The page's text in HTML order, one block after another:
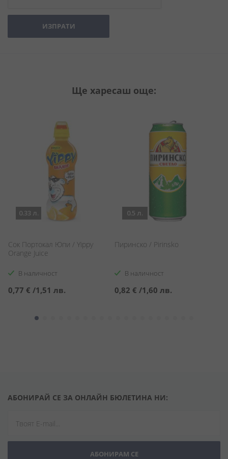
ИЗПРАТИ
Ще харесаш още:
0.33 л.
Сок Портокал Юпи / Yippy
Orange Juice
В наличност
0,77 € /1,51 лв.
0.5 л.
Пиринско / Pirinsko
В наличност
0,82 € /1,60 лв.
АБОНИРАЙ СЕ ЗА ОНЛАЙН БЮЛЕТИНА НИ:
АБОНИРАМ СЕ